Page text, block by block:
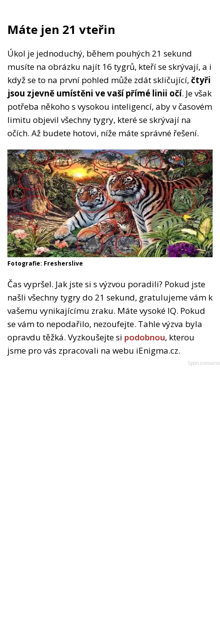
Máte jen 21 vteřin
Úkol je jednoduchý, během pouhých 21 sekund
musíte na obrázku najít 16 tygrů, kteří se skrývají, a i
když se to na první pohled může zdát skličující, čtyři
jsou zjevně umístěni ve vaší přímé linii očí. Je však
potřeba někoho s vysokou inteligencí, aby v časovém
limitu objevil všechny tygry, které se skrývají na
očích. Až budete hotovi, níže máte správné řešení.
Fotografie: Fresherslive
Čas vypršel. Jak jste si s výzvou poradili? Pokud jste
našli všechny tygry do 21 sekund, gratulujeme vám k
vašemu vynikajícímu zraku. Máte vysoké IQ. Pokud
se vám to nepodařilo, nezoufejte. Tahle výzva byla
opravdu těžká. Vyzkoušejte si podobnou, kterou
jsme pro vás zpracovali na webu iEnigma.cz.